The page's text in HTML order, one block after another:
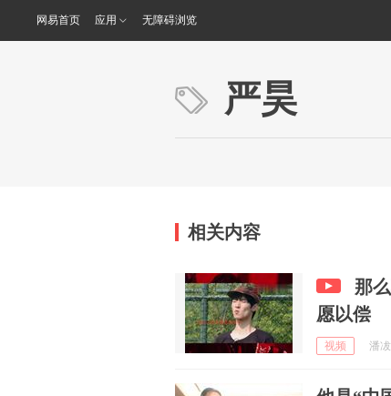
网易首页 应用 无障碍浏览
严昊
相关内容
那
愿以偿
视频 潘